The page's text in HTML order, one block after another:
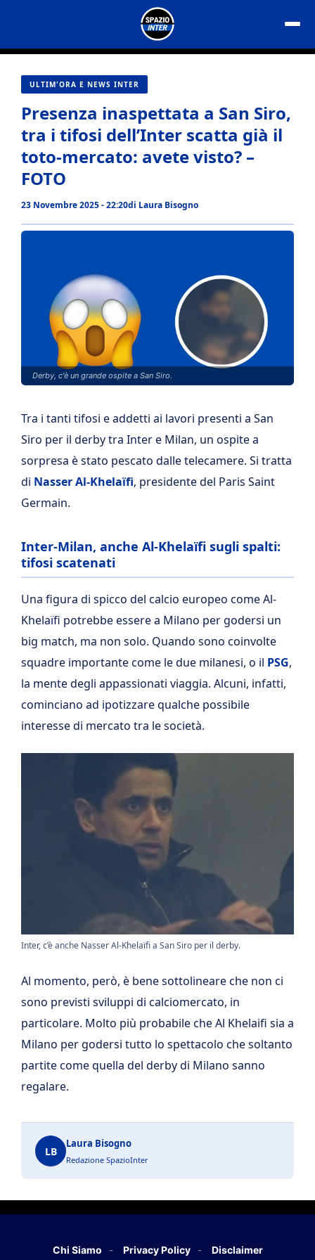
contenuto
ULTIM'ORA E NEWS INTER
Presenza inaspettata a San Siro,
tra i tifosi dell’Inter scatta già il
toto-mercato: avete visto? –
FOTO
23 Novembre 2025 - 22:20di Laura Bisogno
Derby, c'è un grande ospite a San Siro.
Tra i tanti tifosi e addetti ai lavori presenti a San
Siro per il derby tra Inter e Milan, un ospite a
sorpresa è stato pescato dalle telecamere. Si tratta
di Nasser Al-Khelaïfi, presidente del Paris Saint
Germain.
Inter-Milan, anche Al-Khelaïfi sugli spalti:
tifosi scatenati
Una figura di spicco del calcio europeo come Al-
Khelaïfi potrebbe essere a Milano per godersi un
big match, ma non solo. Quando sono coinvolte
squadre importante come le due milanesi, o il PSG,
la mente degli appassionati viaggia. Alcuni, infatti,
cominciano ad ipotizzare qualche possibile
interesse di mercato tra le società.
Inter, c’è anche Nasser Al-Khelaïfi a San Siro per il derby.
Al momento, però, è bene sottolineare che non ci
sono previsti sviluppi di calciomercato, in
particolare. Molto più probabile che Al Khelaifi sia a
Milano per godersi tutto lo spettacolo che soltanto
partite come quella del derby di Milano sanno
regalare.
LB
Laura Bisogno
Redazione SpazioInter
Chi Siamo Privacy Policy Disclaimer